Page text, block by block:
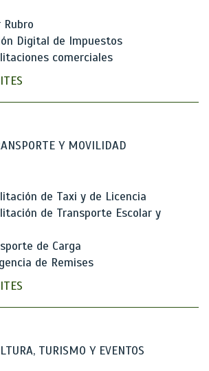
Digital de Impuestos
comerciales
Y MOVILIDAD
de Taxi y de Licencia
de Transporte Escolar y
de Carga
de Remises
TURISMO Y EVENTOS